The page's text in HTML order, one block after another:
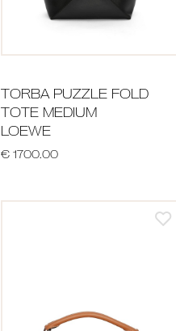
TORBA PUZZLE FOLD
TOTE MEDIUM
LOEWE
€ 1700.00